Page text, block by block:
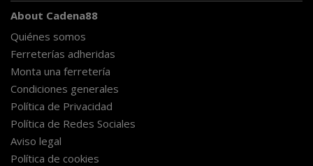
About Cadena88
Quiénes somos
Ferreterías adheridas
Monta una ferretería
Condiciones generales
Política de Privacidad
Política de Redes Sociales
Aviso legal
Política de cookies